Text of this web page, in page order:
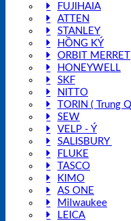
FUJIHAIA
ATTEN
STANLEY
HỒNG KÝ
ORBIT MERRET
HONEYWELL
SKF
NITTO
TORIN ( Trung
SEW
VELP - Ý
SALISBURY
FLUKE
TASCO
KIMO
AS ONE
Milwaukee
LEICA